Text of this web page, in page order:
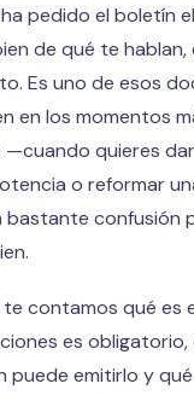
pedido el boletín
de qué te hablan,
Es uno de esos
en los momentos
quieres
o reformar
bastante confusión
te contamos qué es
es
puede emitirlo y